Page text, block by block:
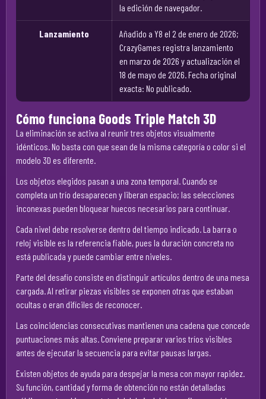
la edición de navegador.
Lanzamiento
Añadido a Y8 el 2 de enero de 2026;
CrazyGames registra lanzamiento
en marzo de 2026 y actualización el
18 de mayo de 2026. Fecha original
exacta: No publicado.
Cómo funciona Goods Triple Match 3D
La eliminación se activa al reunir tres objetos visualmente
idénticos. No basta con que sean de la misma categoría o color si el
modelo 3D es diferente.
Los objetos elegidos pasan a una zona temporal. Cuando se
completa un trío desaparecen y liberan espacio; las selecciones
inconexas pueden bloquear huecos necesarios para continuar.
Cada nivel debe resolverse dentro del tiempo indicado. La barra o
reloj visible es la referencia fiable, pues la duración concreta no
está publicada y puede cambiar entre niveles.
Parte del desafío consiste en distinguir artículos dentro de una mesa
cargada. Al retirar piezas visibles se exponen otras que estaban
ocultas o eran difíciles de reconocer.
Las coincidencias consecutivas mantienen una cadena que concede
puntuaciones más altas. Conviene preparar varios tríos visibles
antes de ejecutar la secuencia para evitar pausas largas.
Existen objetos de ayuda para despejar la mesa con mayor rapidez.
Su función, cantidad y forma de obtención no están detalladas